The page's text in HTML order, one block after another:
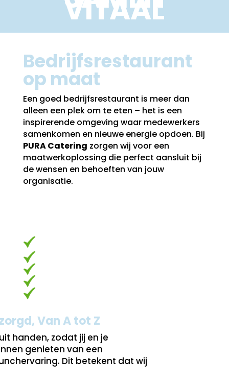
VITAAL
Bedrijfsrestaurant
op maat
Een goed bedrijfsrestaurant is meer dan
alleen een plek om te eten – het is een
inspirerende omgeving waar medewerkers
samenkomen en nieuwe energie opdoen. Bij
PURA Catering zorgen wij voor een
maatwerkoplossing die perfect aansluit bij
de wensen en behoeften van jouw
organisatie.
Van A tot Z
handen, zodat jij en je
genieten van een
Dit betekent dat wij